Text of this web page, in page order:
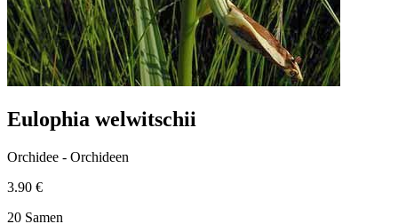
Eulophia welwitschii
Orchidee - Orchideen
3.90 €
20 Samen